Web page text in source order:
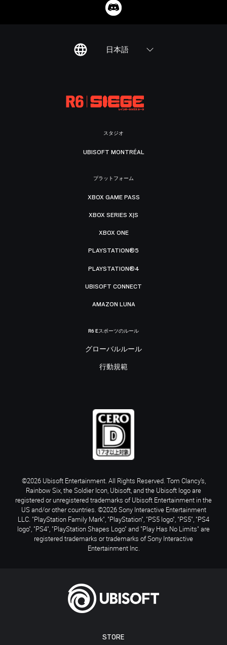
日本語
STORE
スタジオ
UBISOFT MONTRÉAL
プラットフォーム
XBOX GAME PASS
XBOX SERIES X|S
XBOX ONE
PLAYSTATION®5
PLAYSTATION®4
UBISOFT CONNECT
AMAZON LUNA
R6 Eスポーツのルール
グローバルルール
行動規範
©2026 Ubisoft Entertainment. All Rights Reserved. Tom Clancy’s,
Rainbow Six, the Soldier Icon, Ubisoft, and the Ubisoft logo are
registered or unregistered trademarks of Ubisoft Entertainment in the
US and/or other countries. ©2026 Sony Interactive Entertainment
LLC. "PlayStation Family Mark", "PlayStation", "PS5 logo", "PS5", "PS4
logo", "PS4", "PlayStation Shapes Logo" and "Play Has No Limits" are
registered trademarks or trademarks of Sony Interactive
Entertainment Inc.